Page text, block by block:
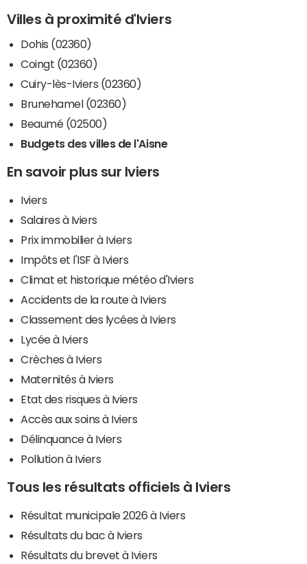
Villes à proximité d'Iviers
Dohis (02360)
Coingt (02360)
Cuiry-lès-Iviers (02360)
Brunehamel (02360)
Beaumé (02500)
Budgets des villes de l'Aisne
En savoir plus sur Iviers
Iviers
Salaires à Iviers
Prix immobilier à Iviers
Impôts et l'ISF à Iviers
Climat et historique météo d'Iviers
Accidents de la route à Iviers
Classement des lycées à Iviers
Lycée à Iviers
Crèches à Iviers
Maternités à Iviers
Etat des risques à Iviers
Accès aux soins à Iviers
Délinquance à Iviers
Pollution à Iviers
Tous les résultats officiels à Iviers
Résultat municipale 2026 à Iviers
Résultats du bac à Iviers
Résultats du brevet à Iviers